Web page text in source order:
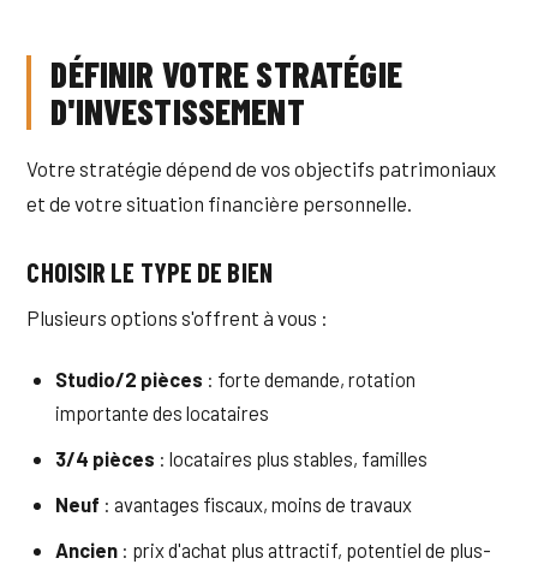
DÉFINIR VOTRE STRATÉGIE
D'INVESTISSEMENT
Votre stratégie dépend de vos objectifs patrimoniaux
et de votre situation financière personnelle.
CHOISIR LE TYPE DE BIEN
Plusieurs options s'offrent à vous :
Studio/2 pièces : forte demande, rotation
importante des locataires
3/4 pièces : locataires plus stables, familles
Neuf : avantages fiscaux, moins de travaux
Ancien : prix d'achat plus attractif, potentiel de plus-